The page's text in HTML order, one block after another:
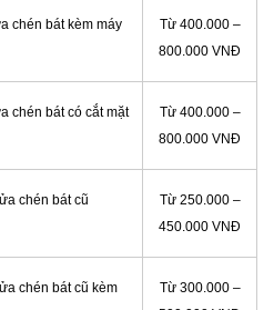
chén bát kèm máy
Từ 400.000 –
800.000 VNĐ
chén bát có cắt mặt
Từ 400.000 –
800.000 VNĐ
chén bát cũ
Từ 250.000 –
450.000 VNĐ
chén bát cũ kèm
Từ 300.000 –